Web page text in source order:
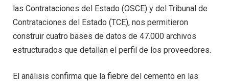
las Contrataciones del Estado (OSCE) y del Tribunal de
Contrataciones del Estado (TCE), nos permitieron
construir cuatro bases de datos de 47.000 archivos
estructurados que detallan el perfil de los proveedores.
El análisis confirma que la fiebre del cemento en las